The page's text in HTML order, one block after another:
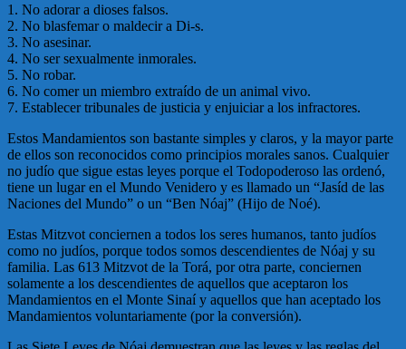
1. No adorar a dioses falsos.
2. No blasfemar o maldecir a Di-s.
3. No asesinar.
4. No ser sexualmente inmorales.
5. No robar.
6. No comer un miembro extraído de un animal vivo.
7. Establecer tribunales de justicia y enjuiciar a los infractores.
Estos Mandamientos son bastante simples y claros, y la mayor parte
de ellos son reconocidos como principios morales sanos. Cualquier
no judío que sigue estas leyes porque el Todopoderoso las ordenó,
tiene un lugar en el Mundo Venidero y es llamado un “Jasíd de las
Naciones del Mundo” o un “Ben Nóaj” (Hijo de Noé).
Estas Mitzvot conciernen a todos los seres humanos, tanto judíos
como no judíos, porque todos somos descendientes de Nóaj y su
familia. Las 613 Mitzvot de la Torá, por otra parte, conciernen
solamente a los descendientes de aquellos que aceptaron los
Mandamientos en el Monte Sinaí y aquellos que han aceptado los
Mandamientos voluntariamente (por la conversión).